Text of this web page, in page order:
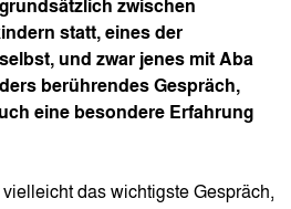
zwischen
statt, eines der
und zwar jenes mit Aba
berührendes Gespräch,
eine besondere Erfahrung
vielleicht das wichtigste Gespräch,